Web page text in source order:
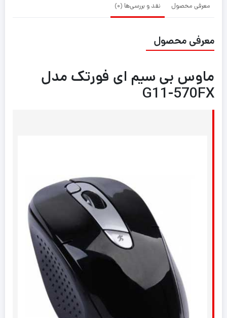
معرفی محصول نقد و بررسی‌ها (0)
معرفی محصول
ماوس بی سیم ای فورتک مدل
G11-570FX